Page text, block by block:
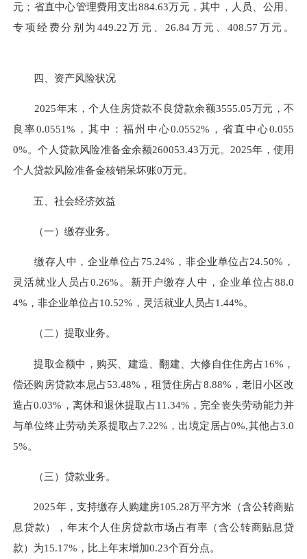
元；省直中心管理费用支出884.63万元，其中，人员、公用、
专项经费分别为449.22万元、26.84万元、408.57万元。
四、资产风险状况
2025年末，个人住房贷款不良贷款余额3555.05万元，不
良率0.0551%，其中：福州中心0.0552%，省直中心0.055
0%。个人贷款风险准备金余额260053.43万元。2025年，使用
个人贷款风险准备金核销呆坏账0万元。
五、社会经济效益
（一）缴存业务。
缴存人中，企业单位占75.24%，非企业单位占24.50%，
灵活就业人员占0.26%。新开户缴存人中，企业单位占88.0
4%，非企业单位占10.52%，灵活就业人员占1.44%。
（二）提取业务。
提取金额中，购买、建造、翻建、大修自住住房占16%，
偿还购房贷款本息占53.48%，租赁住房占8.88%，老旧小区改
造占0.03%，离休和退休提取占11.34%，完全丧失劳动能力并
与单位终止劳动关系提取占7.22%，出境定居占0%,其他占3.0
5%。
（三）贷款业务。
2025年，支持缴存人购建房105.28万平方米（含公转商贴
息贷款），年末个人住房贷款市场占有率（含公转商贴息贷
款）为15.17%，比上年末增加0.23个百分点。